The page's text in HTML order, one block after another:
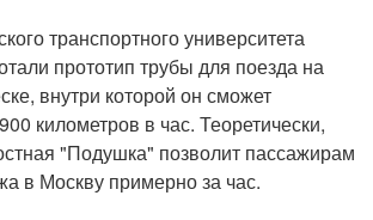
транспортного университета
прототип трубы для поезда на
внутри которой он сможет
километров в час. Теоретически,
"Подушка" позволит пассажирам
в Москву примерно за час.